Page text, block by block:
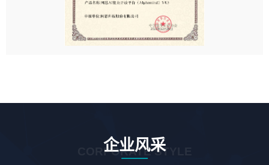
企业风采
CORPORATE STYLE